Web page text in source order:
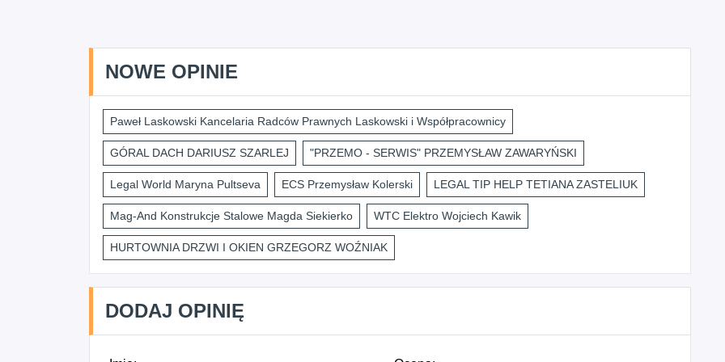
NOWE OPINIE
Paweł Laskowski Kancelaria Radców Prawnych Laskowski i Współpracownicy
GÓRAL DACH DARIUSZ SZARLEJ "PRZEMO - SERWIS" PRZEMYSŁAW ZAWARYŃSKI
Legal World Maryna Pultseva ECS Przemysław Kolerski LEGAL TIP HELP TETIANA ZASTELIUK
Mag-And Konstrukcje Stalowe Magda Siekierko WTC Elektro Wojciech Kawik
HURTOWNIA DRZWI I OKIEN GRZEGORZ WOŹNIAK
DODAJ OPINIĘ